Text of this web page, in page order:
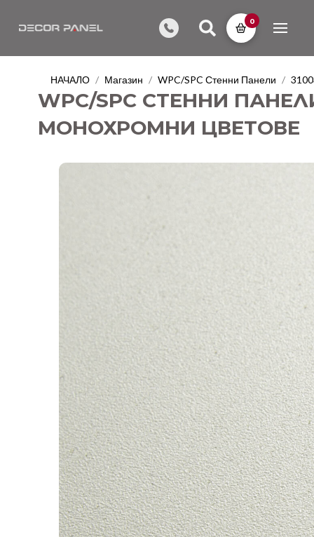
0
НАЧАЛО / Магазин / WPC/SPC Стенни Панели /
WPC/SPC СТЕННИ
МОНОХРОМНИ ЦВЕТОВЕ